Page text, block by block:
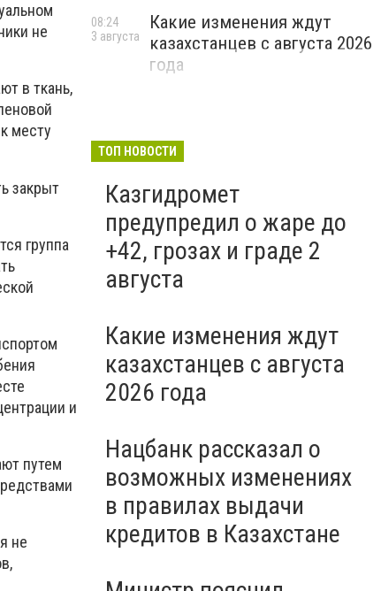
не
в ткань,
месту
закрыт
группа
и
путем
не
Какие изменения ждут
казахстанцев с августа 2026
года
08:24
3 августа
ТОП НОВОСТИ
Казгидромет
предупредил о жаре до
+42, грозах и граде 2
августа
Какие изменения ждут
казахстанцев с августа
2026 года
Нацбанк рассказал о
возможных изменениях
в правилах выдачи
кредитов в Казахстане